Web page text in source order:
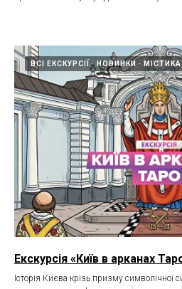
ВСІ ЕКСКУРСІЇ НОВИНКИ
Екскурсія «Київ в арканах
Історія Києва крізь призму символічної